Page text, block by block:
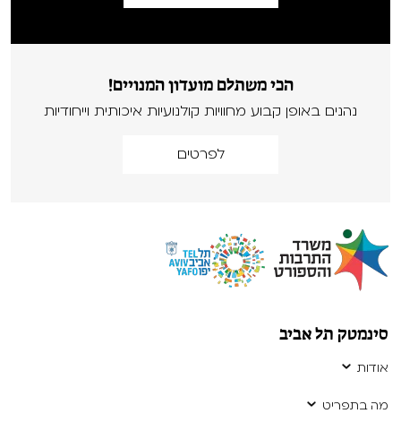
הכי משתלם מועדון המנויים!
נהנים באופן קבוע מחוויות קולנועיות איכותית וייחודיות
לפרטים
סינמטק תל אביב
אודות
מה בתפריט